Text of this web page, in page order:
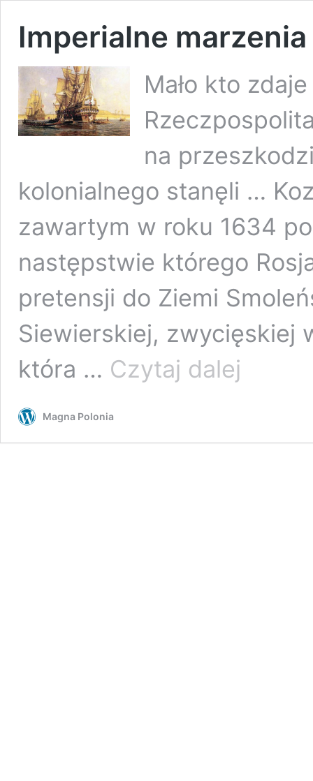
Imperialne marzenia
Mało kto
na
kolonialnego stanęli …
zawartym w roku 1634
następstwie którego
pretensji do Ziemi
Siewierskiej, zwycięskiej
która … Czytaj dalej
Magna Polonia